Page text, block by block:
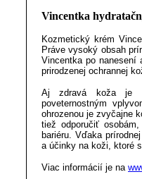
Vincentka
Kozmetický krém
Práve vysoký obsah
Vincentka po nanesení
prirodzenej ochrannej
Aj zdravá koža je
poveternostným
ohrozenou je zvyčajne
tiež odporučiť
bariéru. Vďaka
a účinky na koži, ktoré
Viac informácií je na